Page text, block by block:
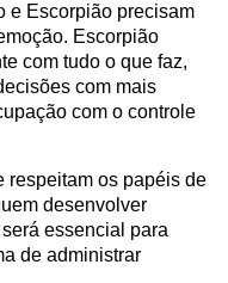
e Escorpião precisam
Escorpião
com tudo o que faz,
com mais
com o controle
respeitam os papéis de
desenvolver
essencial para
de administrar